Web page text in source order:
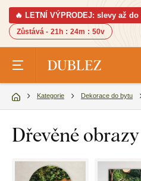
🔥 LETNÍ VÝPRODEJ: slevy až do
Zůstává - 21h : 24m : 49v
Kategorie Dekorace do bytu
Dřevěné